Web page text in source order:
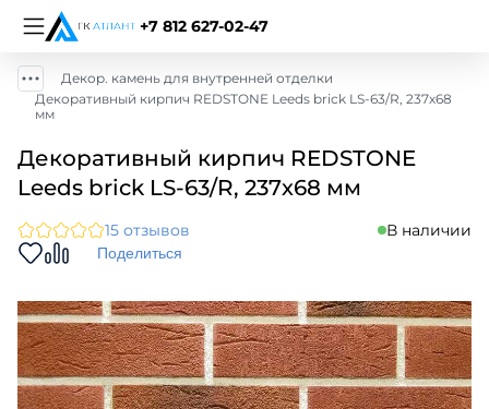
+7 812 627-02-47
Декор. камень для внутренней отделки
Декоративный кирпич REDSTONE Leeds brick LS-63/R, 237х68
мм
Декоративный кирпич REDSTONE
Leeds brick LS-63/R, 237х68 мм
15 отзывов В наличии
Поделиться